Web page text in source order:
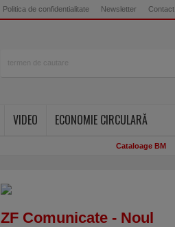
Politica de confidentialitate Newsletter Contact
VIDEO
ECONOMIE CIRCULARĂ
Cataloage BM
ZF Comunicate - Noul